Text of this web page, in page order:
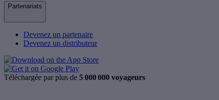
Partenariats
Devenez un partenaire
Devenez un distributeur
Téléchargée par plus de 5 000 000 voyageurs